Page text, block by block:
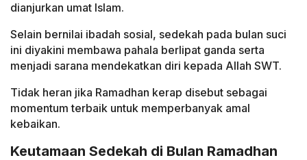
dianjurkan umat Islam.
Selain bernilai ibadah sosial, sedekah pada bulan suci
ini diyakini membawa pahala berlipat ganda serta
menjadi sarana mendekatkan diri kepada Allah SWT.
Tidak heran jika Ramadhan kerap disebut sebagai
momentum terbaik untuk memperbanyak amal
kebaikan.
Keutamaan Sedekah di Bulan Ramadhan